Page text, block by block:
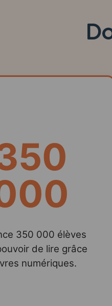
350 000 élèves
de lire grâce
numériques.